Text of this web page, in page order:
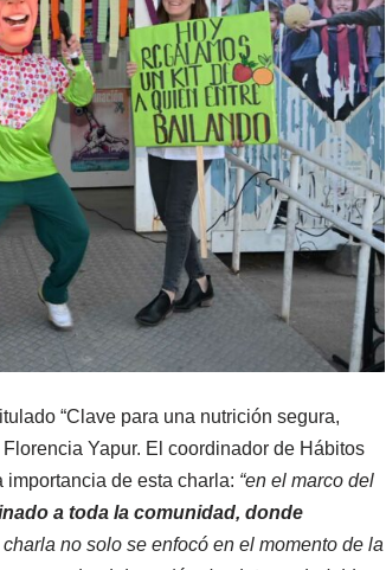
“Clave para una nutrición segura,
Yapur. El coordinador de Hábitos
importancia de esta charla: “en el marco del
a toda la comunidad, donde
charla no solo se enfocó en el momento de la